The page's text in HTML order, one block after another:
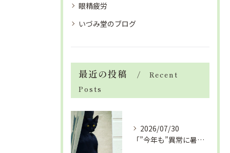
眼精疲労
いづみ堂のブログ
最近の投稿
Recent
Posts
2026/07/30
「”今年も”異常に暑い夏」酷暑+冷房＝夏風邪、腰痛、ひざの痛...